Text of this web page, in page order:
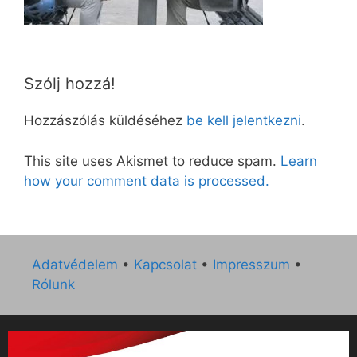
Szólj hozzá!
Hozzászólás küldéséhez be kell jelentkezni.
This site uses Akismet to reduce spam. Learn
how your comment data is processed.
Adatvédelem • Kapcsolat • Impresszum •
Rólunk